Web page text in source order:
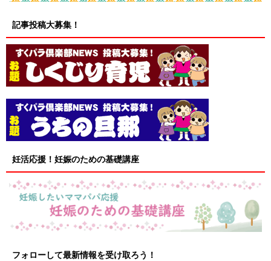
記事投稿大募集！
妊活応援！妊娠のための基礎講座
フォローして最新情報を受け取ろう！